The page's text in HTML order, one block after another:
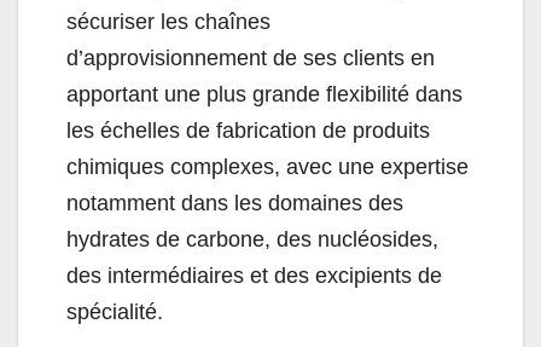
sécuriser les chaînes
d’approvisionnement de ses clients en
apportant une plus grande flexibilité dans
les échelles de fabrication de produits
chimiques complexes, avec une expertise
notamment dans les domaines des
hydrates de carbone, des nucléosides,
des intermédiaires et des excipients de
spécialité.